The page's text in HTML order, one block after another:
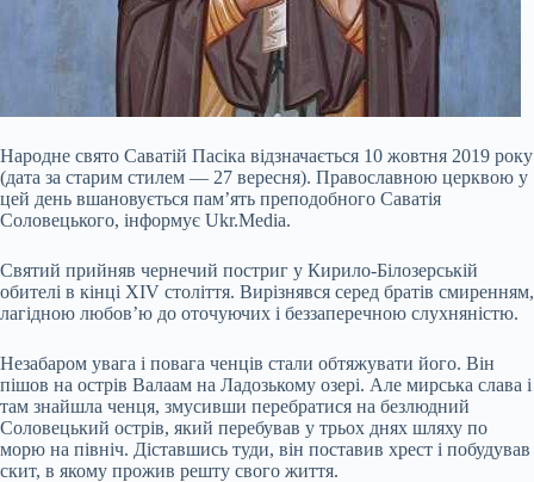
Народне свято Саватій Пасіка відзначається 10 жовтня 2019 року
(дата за старим стилем — 27 вересня). Православною церквою у
цей день вшановується пам’ять преподобного Саватія
Соловецького, інформує Ukr.Media.
Святий прийняв чернечий постриг у Кирило-Білозерській
обителі в кінці XIV століття. Вирізнявся серед братів смиренням,
лагідною любов’ю до оточуючих і беззаперечною слухняністю.
Незабаром увага і повага ченців стали обтяжувати його. Він
пішов на острів Валаам на Ладозькому озері. Але мирська слава і
там знайшла ченця, змусивши перебратися на безлюдний
Соловецький острів, який перебував у трьох днях шляху по
морю на північ. Діставшись туди, він поставив хрест і побудував
скит, в якому прожив решту свого життя.